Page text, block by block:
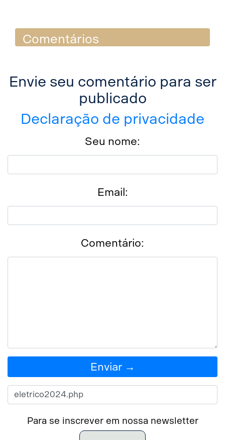
Comentários
Envie seu comentário para ser
publicado
Declaração de privacidade
Seu nome:
Email:
Comentário:
Enviar →
Para se inscrever em nossa newsletter